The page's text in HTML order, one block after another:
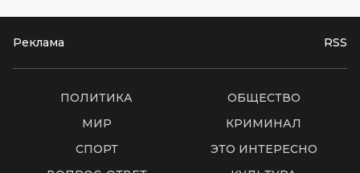
Реклама RSS
ПОЛИТИКА
ОБЩЕСТВО
МИР
КРИМИНАЛ
СПОРТ
ЭТО ИНТЕРЕСНО